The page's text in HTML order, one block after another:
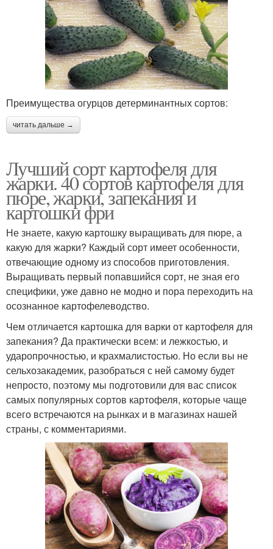
Преимущества огурцов детерминантных сортов:
читать дальше →
Лучший сорт картофеля для
жарки. 40 сортов картофеля для
пюре, жарки, запекания и
картошки фри
Не знаете, какую картошку выращивать для пюре, а
какую для жарки? Каждый сорт имеет особенности,
отвечающие одному из способов приготовления.
Выращивать первый попавшийся сорт, не зная его
специфики, уже давно не модно и пора переходить на
осознанное картофелеводство.
Чем отличается картошка для варки от картофеля для
запекания? Да практически всем: и лежкостью, и
ударопрочностью, и крахмалистостью. Но если вы не
сельхозакадемик, разобраться с ней самому будет
непросто, поэтому мы подготовили для вас список
самых популярных сортов картофеля, которые чаще
всего встречаются на рынках и в магазинах нашей
страны, с комментариями.